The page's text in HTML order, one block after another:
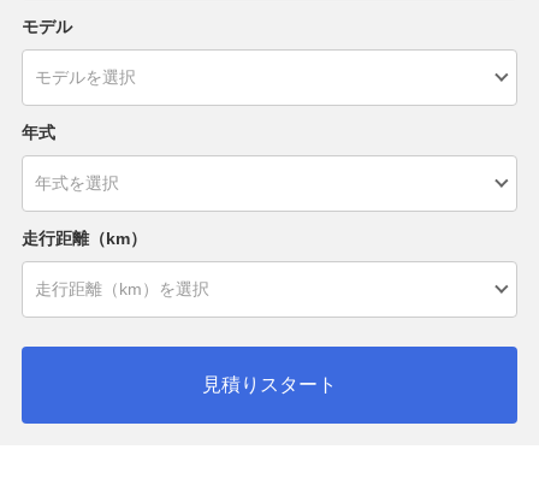
モデル
年式
走行距離（km）
見積りスタート